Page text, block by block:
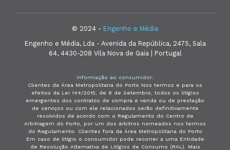
© 2024 - Engenho e Média
Engenho e Média, Lda - Avenida da República, 2475, Sala
64, 4430-208 Vila Nova de Gaia | Portugal
Informação ao consumidor:
Clientes da Área Metropolitana do Porto Nos termos e para os
efeitos da Lei 144/2015, de 8 de Setembro, todos os litígios
emergentes dos contratos de compra e venda ou de prestação
de serviços ou com ele relacionados serão definitivamente
resolvidos de acordo com o Regulamento do Centro de
Arbitragem do Porto, por um dos árbitros nomeados nos termos
do Regulamento. Clientes fora da Área Metropolitana do Porto
Em caso de litígio o consumidor pode recorrer a uma Entidade
de Resolução Alternativa de Litígios de Consumo (RAL). Mais